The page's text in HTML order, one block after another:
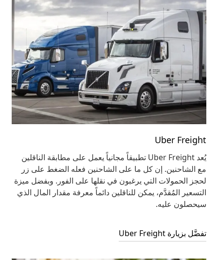
Uber Freight
يُعد Uber Freight تطبيقاً مجانياً يعمل على مطابقة الناقلين
مع الشاحنين. إن كل ما على الشاحنين فعله الضغط على زر
لحجز الحمولات التي يرغبون في نقلها على الفور. وبفضل ميزة
التسعير المُقدَّم، يمكن للناقلين دائماً معرفة مقدار المال الذي
سيحصلون عليه.
تفضَّل بزيارة Uber Freight